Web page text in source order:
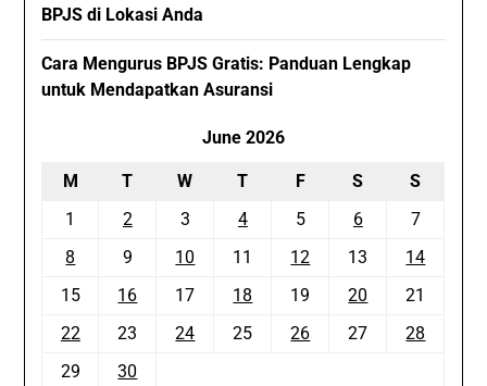
BPJS di Lokasi Anda
Cara Mengurus BPJS Gratis: Panduan Lengkap
untuk Mendapatkan Asuransi
June 2026
M T W T F S
S
1
2 3 4 5 6
7
8
9 10 11 12 13
14
15
16 17 18 19 20
21
22
23 24 25 26 27
28
29
30